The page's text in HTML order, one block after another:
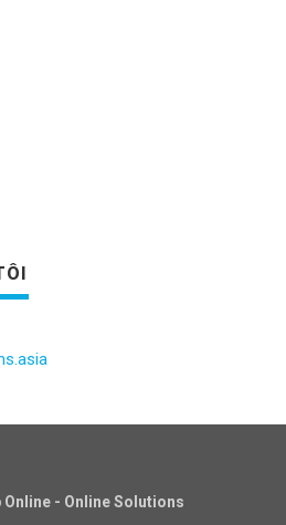
Online - Online Solutions